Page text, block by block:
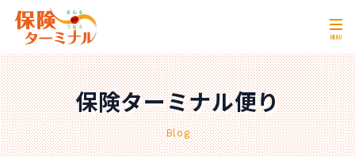
MENU
ホーム Home
私たちの強み Our Strength
無料相談 Consultation
保険ターミナル便り
Blog